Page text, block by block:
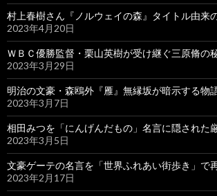
村上春樹さん『ノルウェイの森』タイトル由来
2023年4月20日
ＷＢＣ優勝監督・栗山英樹が受け継ぐ三原脩の
2023年3月29日
明治の文豪・森鴎外『雁』無縁坂が暗示する物
2023年3月7日
相田みつを「にんげんだもの」名言に隠された
2023年3月5日
文豪ゲーテの名言を「世界ふれあい街歩き」で
2023年2月17日